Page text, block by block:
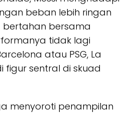
beban lebih ringan
bertahan bersama
tidak lagi
atau PSG, La
figur sentral di skuad
menyoroti penampilan